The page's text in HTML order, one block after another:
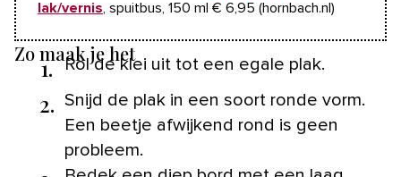
lak/vernis, spuitbus, 150 ml € 6,95 (hornbach.nl)
Zo maak je het
1. Rol de klei uit tot een egale plak.
2. Snijd de plak in een soort ronde vorm.
Een beetje afwijkend rond is geen
probleem.